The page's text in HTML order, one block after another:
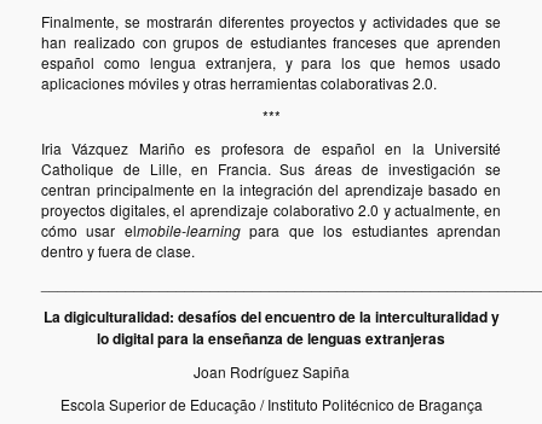
Finalmente, se mostrarán diferentes proyectos y actividades que se
han realizado con grupos de estudiantes franceses que aprenden
español como lengua extranjera, y para los que hemos usado
aplicaciones móviles y otras herramientas colaborativas 2.0.
***
Iria Vázquez Mariño es profesora de español en la Université
Catholique de Lille, en Francia. Sus áreas de investigación se
centran principalmente en la integración del aprendizaje basado en
proyectos digitales, el aprendizaje colaborativo 2.0 y actualmente, en
cómo usar elmobile-learningpara que los estudiantes aprendan
dentro y fuera de clase.
La digiculturalidad: desafíos del encuentro de la interculturalidad y
lo digital para la enseñanza de lenguas extranjeras
Joan Rodríguez Sapiña
Escola Superior de Educação / Instituto Politécnico de Bragança